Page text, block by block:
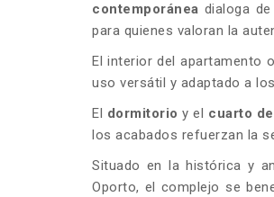
contemporánea dialoga
para quienes valoran la
El interior del apartamento
uso versátil y adaptado a
El dormitorio y el cuarto
los acabados refuerzan la
Situado en la histórica y
Oporto, el complejo se